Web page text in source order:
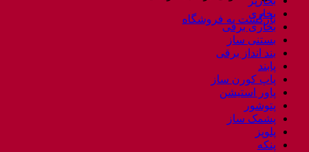
بازگشت به فروشگاه
بخاری
بخاری برقی
بستنی ساز
بند انداز برقی
پابند
پاپ کورن ساز
پاور استیشن
پتوشور
پشمک ساز
پلوپز
پنکه